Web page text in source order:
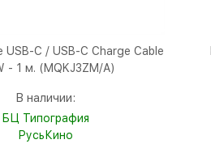
USB-C / USB-C Charge Cable
- 1 м. (MQKJ3ZM/A)
В наличии:
БЦ Типография
РусьКино